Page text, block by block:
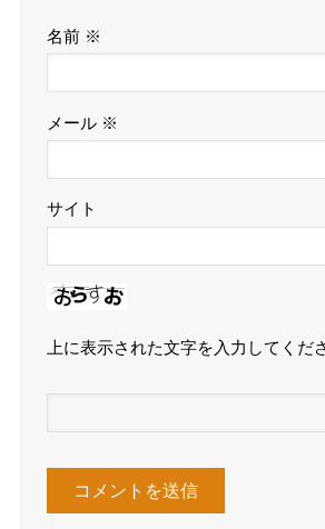
名前 ※
メール ※
サイト
上に表示された文字を入力してくだ